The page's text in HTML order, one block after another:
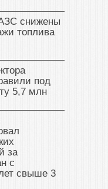
снижены
топлива
под
5,7 млн
за
с
свыше 3